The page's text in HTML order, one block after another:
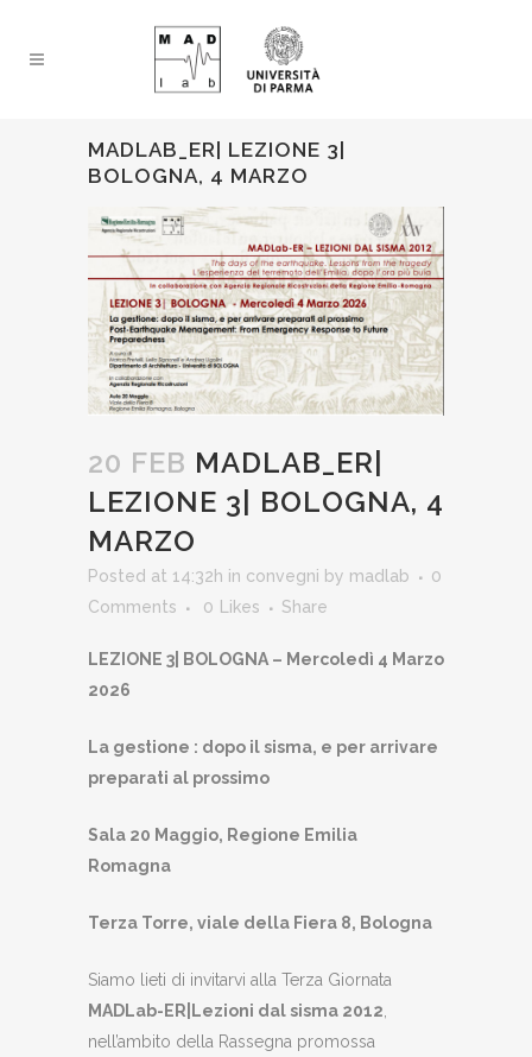
MADLAB_ER| LEZIONE 3|
BOLOGNA, 4 MARZO
20 FEB MADLAB_ER|
LEZIONE 3| BOLOGNA, 4
MARZO
Posted at 14:32h in convegni by madlab
0
Comments
0 Likes Share
LEZIONE 3| BOLOGNA – Mercoledì 4 Marzo
2026
La gestione : dopo il sisma, e per arrivare
preparati al prossimo
Sala 20 Maggio, Regione Emilia
Romagna
Terza Torre, viale della Fiera 8, Bologna
Siamo lieti di invitarvi alla Terza Giornata
MADLab-ER|Lezioni dal sisma 2012
nell’ambito della Rassegna promossa